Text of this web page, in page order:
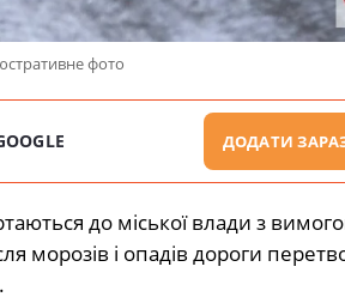
фото
ДОДАТИ
до міської влади з
морозів і опадів дороги